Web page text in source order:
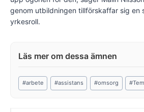
genom utbildningen tillförskaffar sig en
yrkesroll.
Post
Tags:
#arbete #assistans #omsorg #